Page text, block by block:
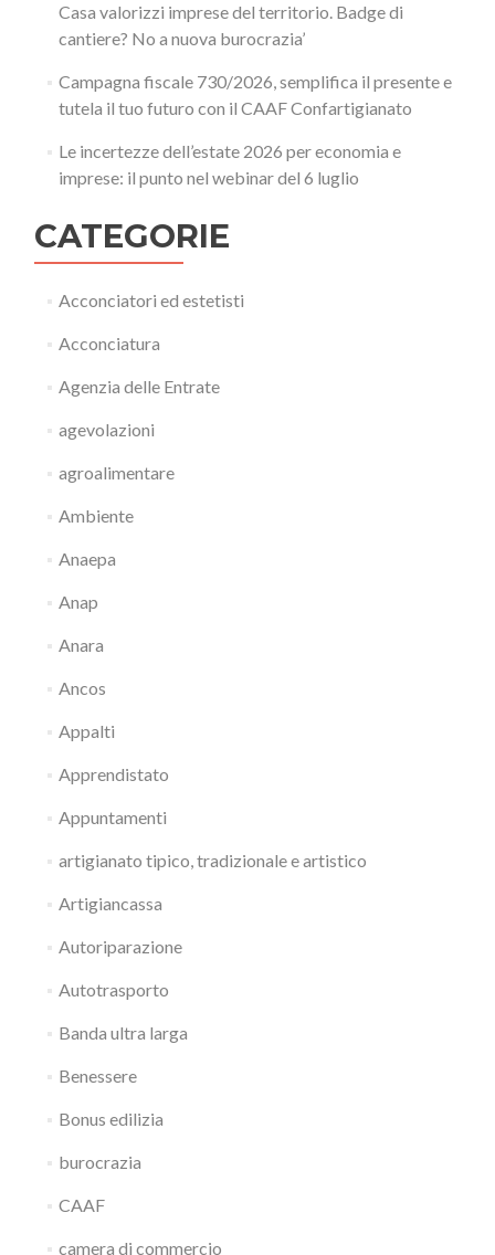
Casa valorizzi imprese del territorio. Badge di
cantiere? No a nuova burocrazia’
Campagna fiscale 730/2026, semplifica il presente e
tutela il tuo futuro con il CAAF Confartigianato
Le incertezze dell’estate 2026 per economia e
imprese: il punto nel webinar del 6 luglio
CATEGORIE
Acconciatori ed estetisti
Acconciatura
Agenzia delle Entrate
agevolazioni
agroalimentare
Ambiente
Anaepa
Anap
Anara
Ancos
Appalti
Apprendistato
Appuntamenti
artigianato tipico, tradizionale e artistico
Artigiancassa
Autoriparazione
Autotrasporto
Banda ultra larga
Benessere
Bonus edilizia
burocrazia
CAAF
camera di commercio